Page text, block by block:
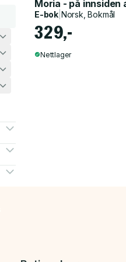
Moria - på
E-bok Norsk, Bokmål
329,-
Nettlager